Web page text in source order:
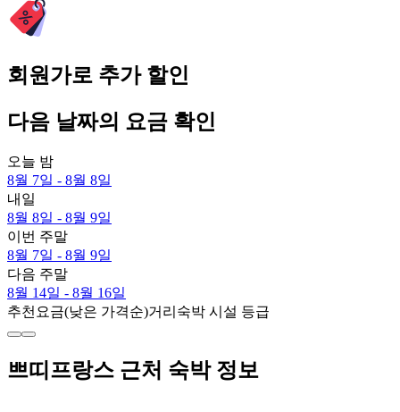
회원가로 추가 할인
다음 날짜의 요금 확인
오늘 밤
8월 7일 - 8월 8일
내일
8월 8일 - 8월 9일
이번 주말
8월 7일 - 8월 9일
다음 주말
8월 14일 - 8월 16일
추천요금(낮은 가격순)거리 숙박 시설 등급
쁘띠프랑스 근처 숙박 정보